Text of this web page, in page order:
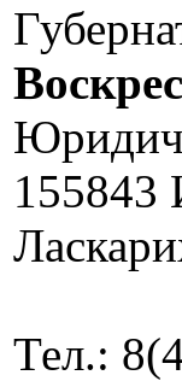
155843
Тел.: